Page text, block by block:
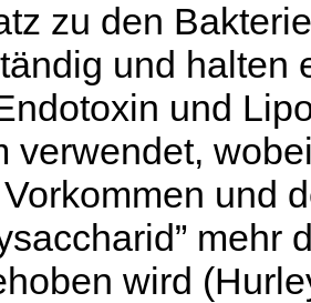
zu den
und halten
und
verwendet,
und
mehr
wird